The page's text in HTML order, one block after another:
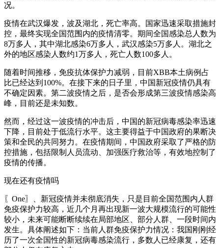
况。
疫情在武汉爆发，波及湖北，死亡率高。国家迅速采取措施封
控，最终实现全国范围内的疫情清零。期间全国感染总人数为
8万多人，其中湖北感染6万多人，武汉感染5万多人。湖北之
外的地区感染人数约1万多人，死亡人数100多人。
随着时间推移，免疫抗体保护力减弱，目前XBB本土病例占
比已经达到100%。在接下来的日子里，中国新冠疫情仍具有
不确定因素。第二波疫情之后，是否会形成第三波疫情感染高
峰，目前还是未知数。
然而，经过这一波疫情的冲击后，中国的新冠病毒感染率迅速
下降，目前处于低流行水平。这主要得益于中国政府的果断决
策和全民的共同努力。在疫情期间，中国政府采取了严格的防
控措施，包括限制人员流动、加强医疗救治等，有效地控制了
疫情的传播。
现在还有疫情吗
〖One〗、新冠疫情并未彻底消失，只是目前全国范围内人群
免疫保护力较高，近几个月再出现新一波大规模流行的可能性
较小，未来可能断断续续在局部地区、部分人群、一段时间内
发生。具体阐述如下：当前人群免疫保护力情况：我国刚刚经
历了一次全国性的新冠病毒感染流行，多数人已经康复，还有